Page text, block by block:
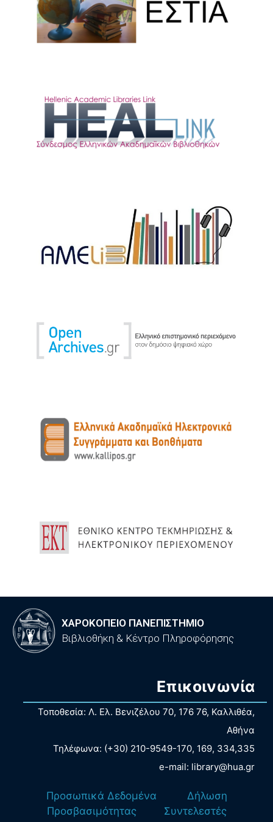
ΧΑΡΟΚΟΠΕΙΟ ΠΑΝΕΠΙΣΤΗΜΙΟ
Βιβλιοθήκη & Κέντρο Πληροφόρησης
Επικοινωνία
Τοποθεσία: Λ. Ελ. Βενιζέλου 70, 176 76, Καλλιθέα,
Αθήνα
Τηλέφωνα: (+30) 210-9549-170, 169, 334,335
e-mail: library@hua.gr
Προσωπικά Δεδομένα
Δήλωση
Προσβασιμότητας
Συντελεστές